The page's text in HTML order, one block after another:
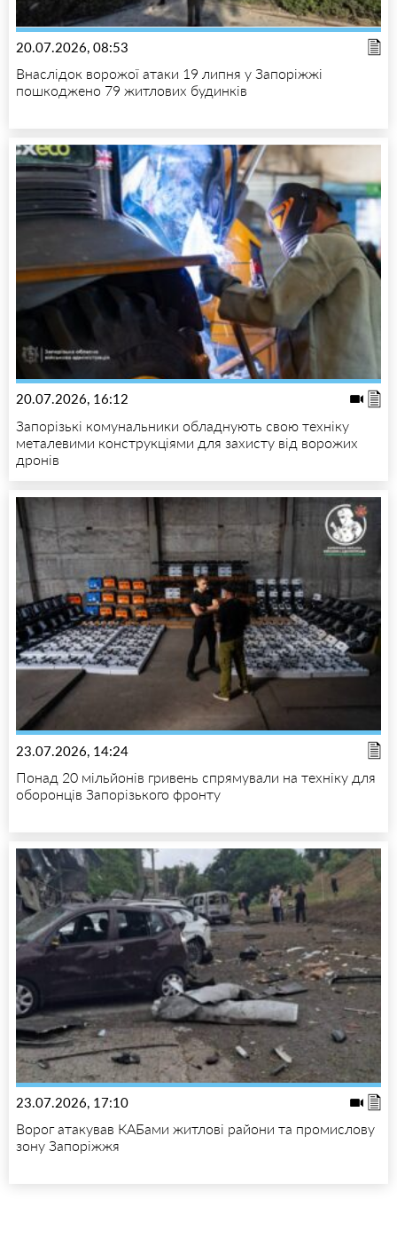
20.07.2026, 08:53
Внаслідок ворожої атаки 19 липня у Запоріжжі
пошкоджено 79 житлових будинків
20.07.2026, 16:12
Запорізькі комунальники обладнують свою техніку
металевими конструкціями для захисту від ворожих
дронів
23.07.2026, 14:24
Понад 20 мільйонів гривень спрямували на техніку для
оборонців Запорізького фронту
23.07.2026, 17:10
Ворог атакував КАБами житлові райони та промислову
зону Запоріжжя